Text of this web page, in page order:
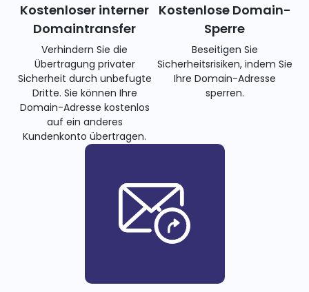
Kostenloser interner
Domaintransfer
Verhindern Sie die
Übertragung privater
Sicherheit durch unbefugte
Dritte. Sie können Ihre
Domain-Adresse kostenlos
auf ein anderes
Kundenkonto übertragen.
Kostenlose Domain-
Sperre
Beseitigen Sie
Sicherheitsrisiken, indem Sie
Ihre Domain-Adresse
sperren.